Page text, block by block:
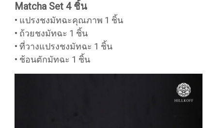
Matcha Set 4 ชิ้น
• แปรงชงมัทฉะคุณภาพ 1 ชิ้น
• ถ้วยชงมัทฉะ 1 ชิ้น
• ที่วางแปรงชงมัทฉะ 1 ชิ้น
• ช้อนตักมัทฉะ 1 ชิ้น